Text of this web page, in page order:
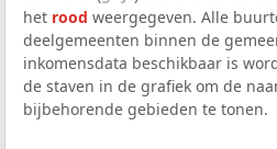
het rood weergegeven. Alle
deelgemeenten binnen de
inkomensdata beschikbaar is
de staven in de grafiek om de
bijbehorende gebieden te tonen.